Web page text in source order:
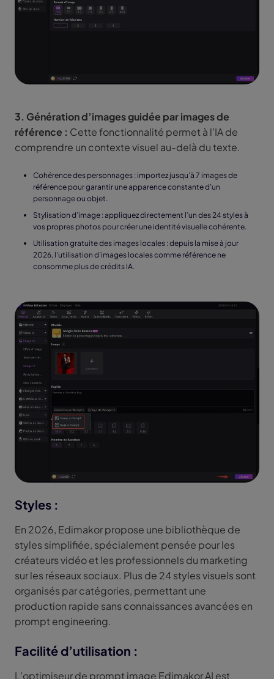
3. Génération d’images guidée par images de
référence : Cette fonctionnalité permet à l’IA de
comprendre un contexte visuel au-delà du texte.
Cohérence des personnages : importez jusqu’à 7 images de
référence pour garantir une apparence constante d’un
personnage ou objet.
Stylisation d’image : appliquez directement l’un des 24 styles à
vos propres photos pour créer une identité visuelle cohérente.
Utilisation gratuite des images locales : depuis la mise à jour
2026, l’utilisation d’images locales comme référence ne
consomme plus de crédits IA.
Styles :
En 2026, Edimakor propose une bibliothèque de
styles simplifiée, spécialement pensée pour les
créateurs vidéo et les professionnels du marketing
sur les réseaux sociaux. Plus de 24 styles visuels sont
organisés par catégories, permettant une
production rapide sans connaissances avancées en
prompt engineering.
Facilité d’utilisation :
L’optimiseur de prompt image Edimakor AI est